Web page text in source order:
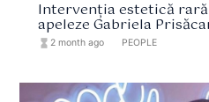
Intervenția estetică
apeleze Gabriela
hourglass_full 2 month ago PEOPLE